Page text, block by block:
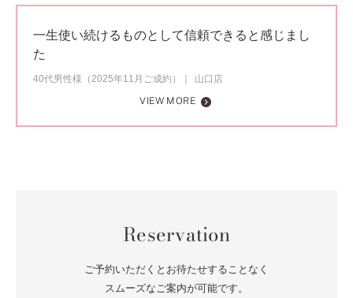
一生使い続けるものとして信頼できると感じまし
た
40代男性様（2025年11月ご成約）
山口店
VIEW MORE
Reservation
ご予約いただくとお待たせすることなく
スムーズなご案内が可能です。